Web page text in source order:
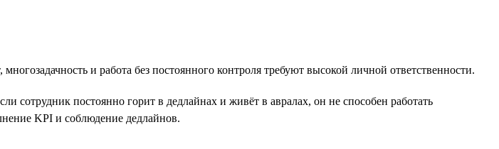
и работа без постоянного контроля требуют высокой личной ответственности.
сотрудник постоянно горит в дедлайнах и живёт в авралах, он не способен работать
KPI и соблюдение дедлайнов.